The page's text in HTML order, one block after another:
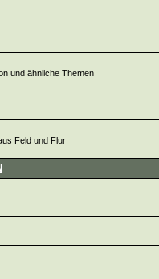
und ähnliche Themen
Feld und Flur